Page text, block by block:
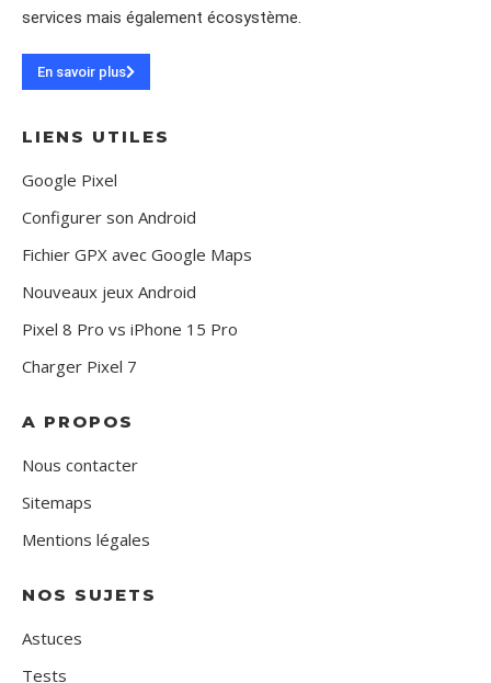
services mais également écosystème.
En savoir plus
LIENS UTILES
Google Pixel
Configurer son Android
Fichier GPX avec Google Maps
Nouveaux jeux Android
Pixel 8 Pro vs iPhone 15 Pro
Charger Pixel 7
A PROPOS
Nous contacter
Sitemaps
Mentions légales
NOS SUJETS
Astuces
Tests